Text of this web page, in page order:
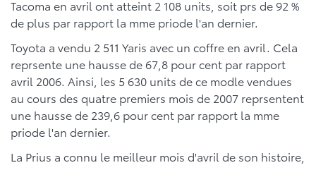
Tacoma en avril ont atteint 2 108 units, soit prs de 92 %
de plus par rapport la mme priode l'an dernier.
Toyota a vendu 2 511 Yaris avec un coffre en avril. Cela
reprsente une hausse de 67,8 pour cent par rapport
avril 2006. Ainsi, les 5 630 units de ce modle vendues
au cours des quatre premiers mois de 2007 reprsentent
une hausse de 239,6 pour cent par rapport la mme
priode l'an dernier.
La Prius a connu le meilleur mois d'avril de son histoire,